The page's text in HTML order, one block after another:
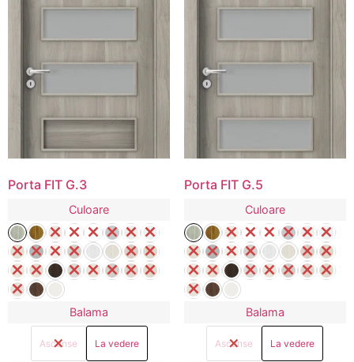
Porta FIT G.3
Culoare
Balama
Ascunse La vedere
Porta FIT G.5
Culoare
Balama
Ascunse La vedere